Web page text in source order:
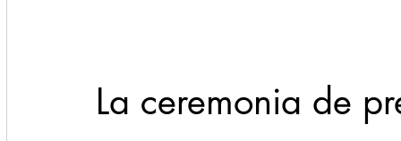
La ceremonia de